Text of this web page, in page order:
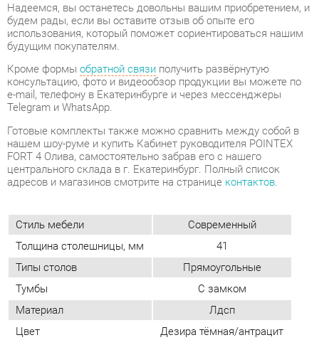
Кроме формы обратной связиполучить развёрнутую
консультацию, фото и видеообзор продукции вы можете по
e-mail, телефону в Екатеринбурге и через мессенджеры
Telegram и WhatsApp.
Готовые комплекты также можно сравнить между собой в
нашем шоу-руме и купить Кабинет руководителя POINTEX
FORT 4 Олива, самостоятельно забрав его с нашего
центрального склада в г. Екатеринбург. Полный список
адресов и магазинов смотрите на странице
Стиль мебели
Современный
Толщина столешницы, мм
41
Тумбы
С замком
Материал
Лдсп
Цвет Дезира тёмная/антрацит
ОТЗЫВЫ
Пока нет отзывов, поделитесь первым своим мнением.